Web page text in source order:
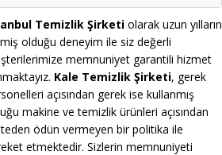
Temizlik Şirketi olarak uzun yılların
olduğu deneyim ile siz değerli
memnuniyet garantili hizmet
Kale Temizlik Şirketi, gerek
açısından gerek ise kullanmış
makine ve temizlik ürünleri açısından
ödün vermeyen bir politika ile
etmektedir. Sizlerin memnuniyeti